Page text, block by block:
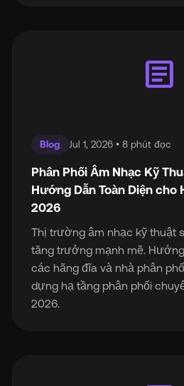
article
Blog Jul 1, 2026 • 8 phút đọc
Phân Phối Âm Nhạc Kỹ
Hướng Dẫn Toàn Diện cho
2026
Thị trường âm nhạc kỹ thuật
tăng trưởng mạnh mẽ.
các hãng đĩa và nhà phân
dựng hạ tầng phân phối
2026.